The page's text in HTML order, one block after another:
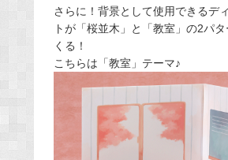
さらに！背景として使用できるデ
トが「桜並木」と「教室」の2パ
くる！
こちらは「教室」テーマ♪